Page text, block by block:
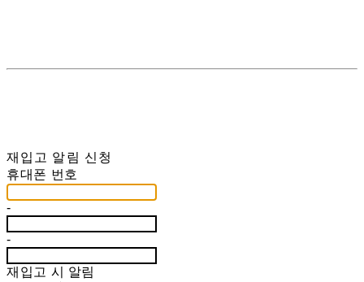
재입고 알림 신청
휴대폰 번호
-
-
재입고 시 알림